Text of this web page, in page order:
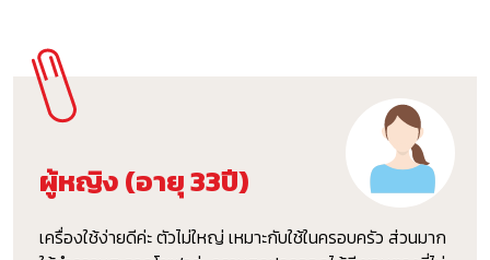
ผู้หญิง (อายุ 33ปี)
เครื่องใช้ง่ายดีค่ะ ตัวไม่ใหญ่ เหมาะกับใช้ในครอบครัว ส่วนมาก